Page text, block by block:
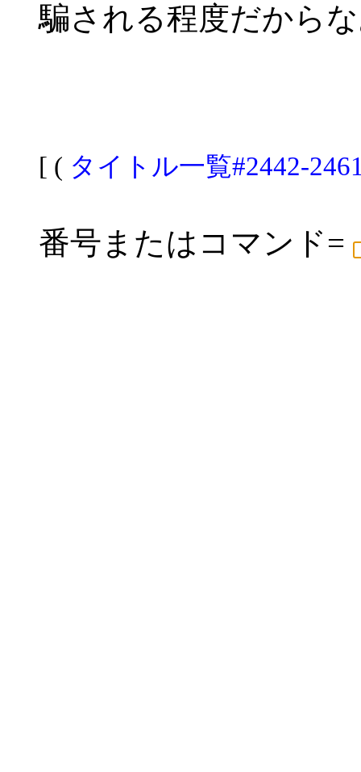
騙される程度だから
[ ( タイトル一覧#2442-
番号またはコマンド=